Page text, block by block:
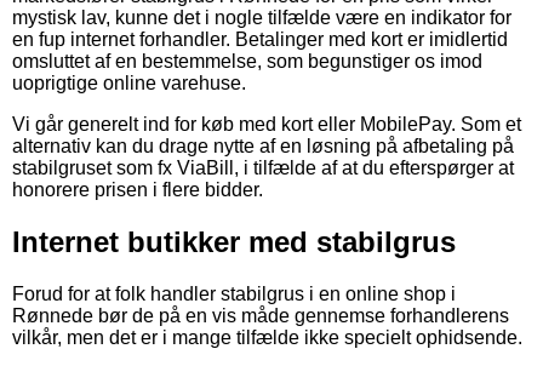
mystisk lav, kunne det i nogle tilfælde være en indikator for
en fup internet forhandler. Betalinger med kort er imidlertid
omsluttet af en bestemmelse, som begunstiger os imod
uoprigtige online varehuse.
Vi går generelt ind for køb med kort eller MobilePay. Som et
alternativ kan du drage nytte af en løsning på afbetaling på
stabilgruset som fx ViaBill, i tilfælde af at du efterspørger at
honorere prisen i flere bidder.
Internet butikker med stabilgrus
Forud for at folk handler stabilgrus i en online shop i
Rønnede bør de på en vis måde gennemse forhandlerens
vilkår, men det er i mange tilfælde ikke specielt ophidsende.